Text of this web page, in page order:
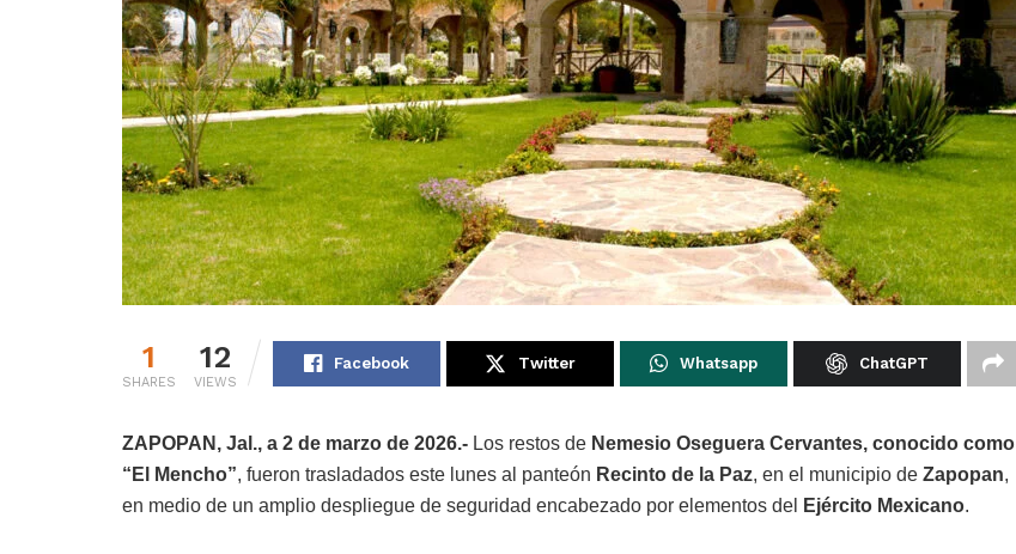
1
SHARES
12
VIEWS
Facebook Twitter Whatsapp ChatGPT
ZAPOPAN, Jal., a 2 de marzo de 2026.- Los restos de Nemesio Oseguera Cervantes, conocido como
“El Mencho”, fueron trasladados este lunes al panteón Recinto de la Paz, en el municipio de Zapopan,
en medio de un amplio despliegue de seguridad encabezado por elementos del
Ejército Mexicano.